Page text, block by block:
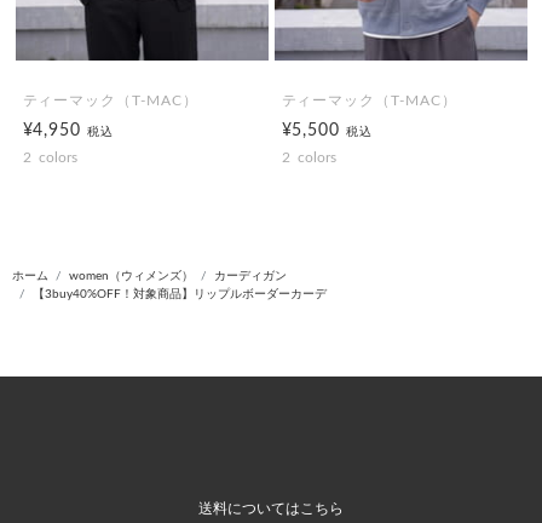
ティーマック（T-MAC）
¥4,950税込
2 colors
ティーマック（T-MAC）
¥5,500税込
2 colors
ホーム women（ウィメンズ）
カーディガン
【3buy40%OFF！対象商品】リップルボーダーカーデ
送料についてはこちら